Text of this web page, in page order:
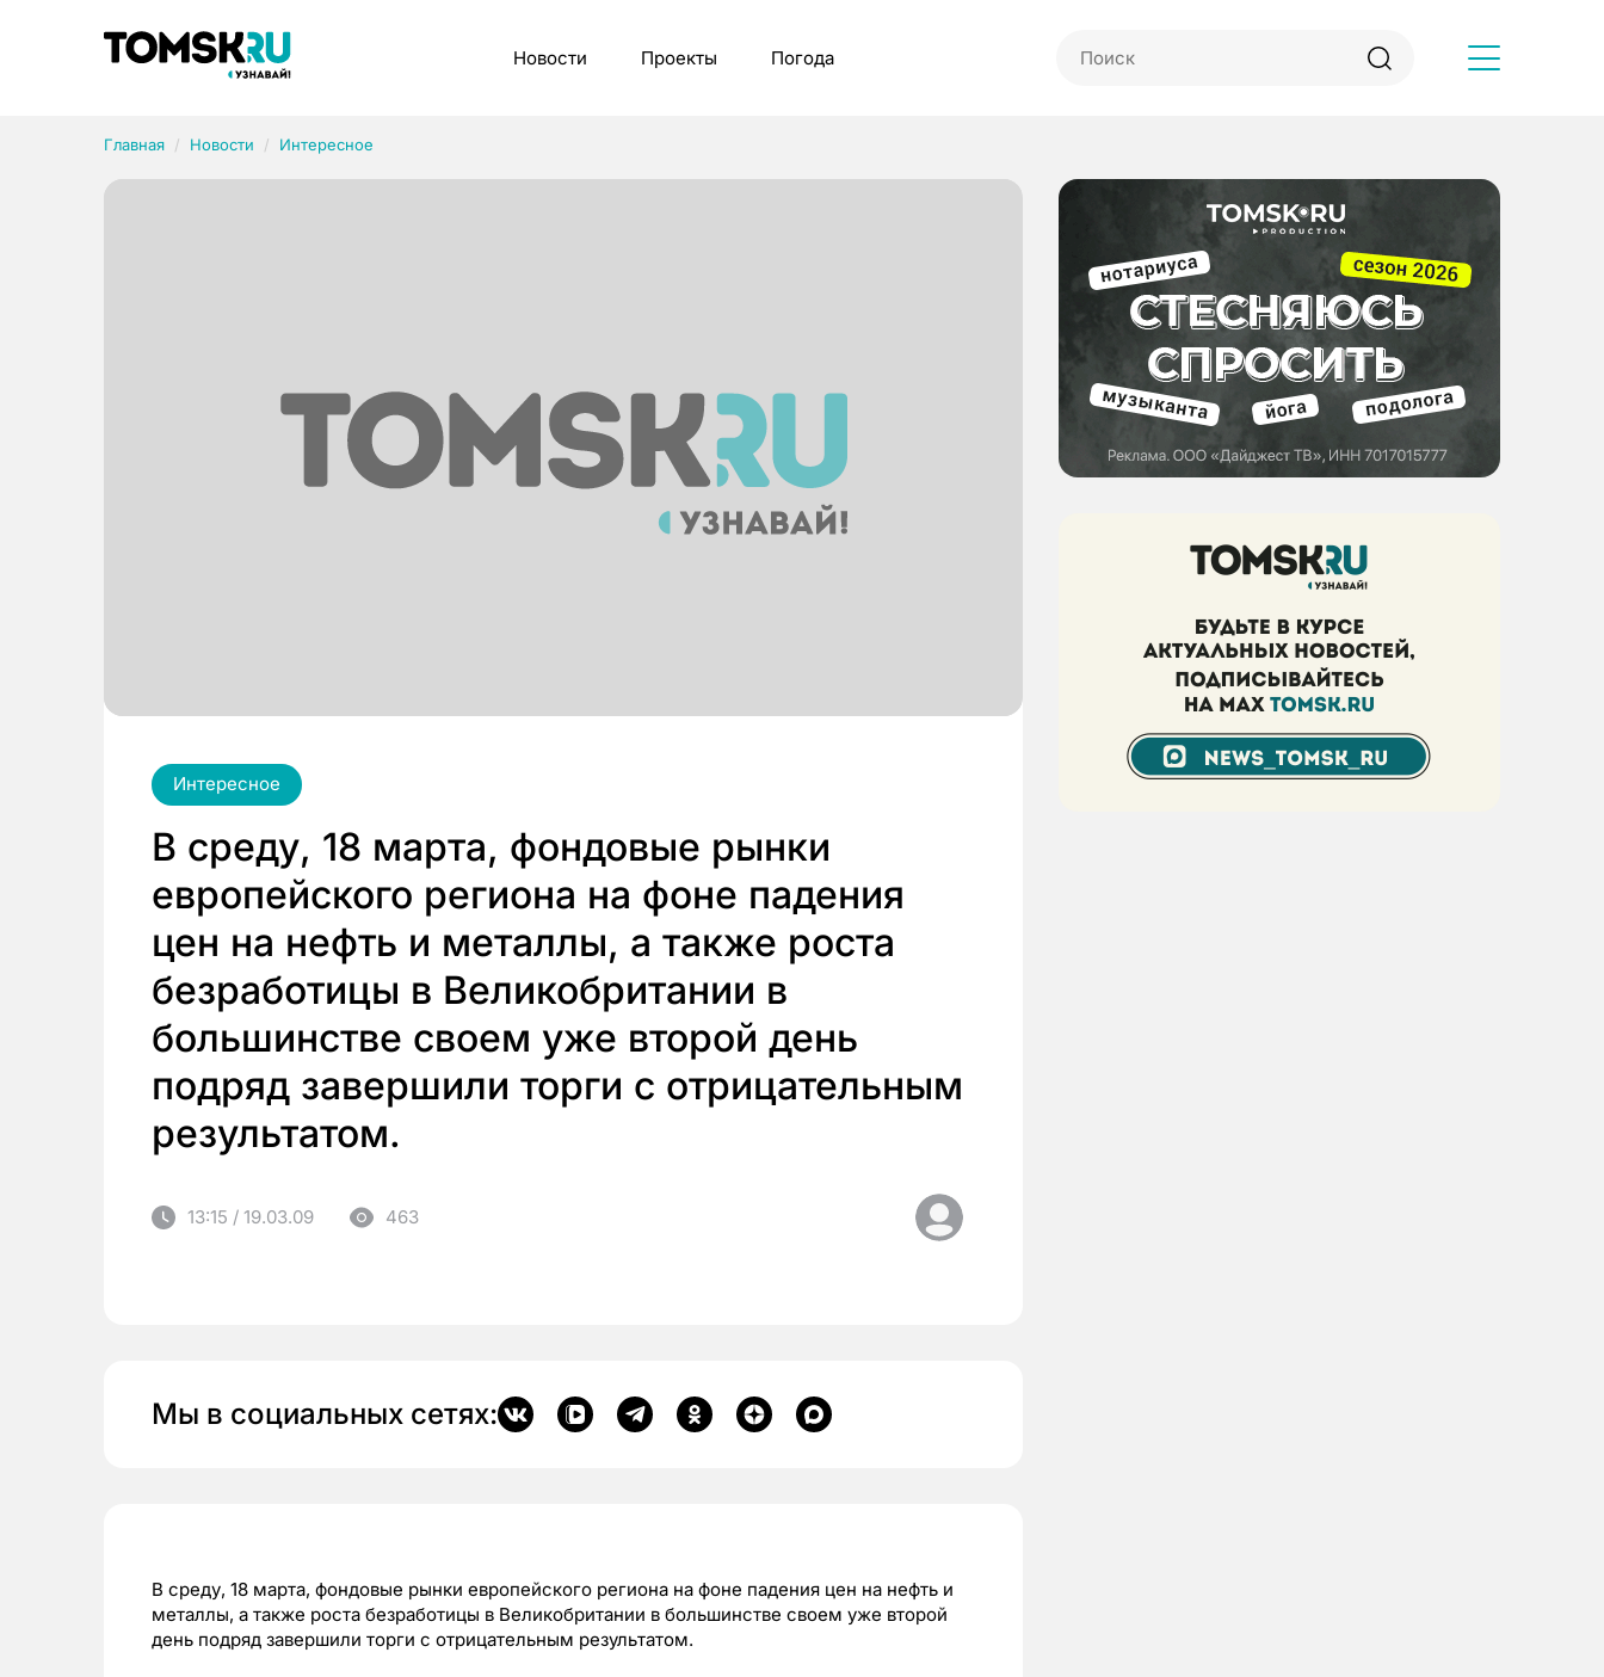
Новости Проекты Погода
Главная Новости Интересное
Интересное
В среду, 18 марта, фондовые рынки
европейского региона на фоне падения
цен на нефть и металлы, а также роста
безработицы в Великобритании в
большинстве своем уже второй день
подряд завершили торги с отрицательным
результатом.
13:15 / 19.03.09 463
Мы в социальных сетях:
В среду, 18 марта, фондовые рынки европейского региона на фоне падения цен на нефть и
металлы, а также роста безработицы в Великобритании в большинстве своем уже второй
день подряд завершили торги с отрицательным результатом.
Рубрики